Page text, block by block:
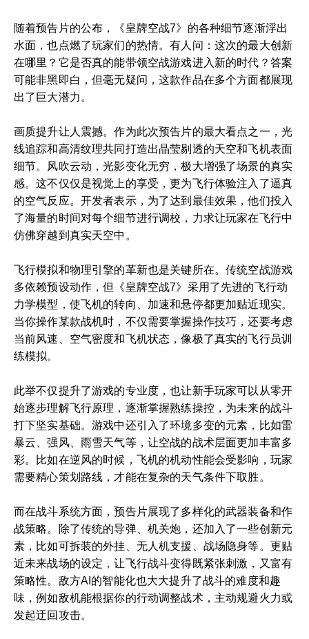
随着预告片的公布，《皇牌空战7》的各种细节逐渐浮出
水面，也点燃了玩家们的热情。有人问：这次的最大创新
在哪里？它是否真的能带领空战游戏进入新的时代？答案
可能非黑即白，但毫无疑问，这款作品在多个方面都展现
出了巨大潜力。
画质提升让人震撼。作为此次预告片的最大看点之一，光
线追踪和高清纹理共同打造出晶莹剔透的天空和飞机表面
细节。风吹云动，光影变化无穷，极大增强了场景的真实
感。这不仅仅是视觉上的享受，更为飞行体验注入了逼真
的空气反应。开发者表示，为了达到最佳效果，他们投入
了海量的时间对每个细节进行调校，力求让玩家在飞行中
仿佛穿越到真实天空中。
飞行模拟和物理引擎的革新也是关键所在。传统空战游戏
多依赖预设动作，但《皇牌空战7》采用了先进的飞行动
力学模型，使飞机的转向、加速和悬停都更加贴近现实。
当你操作某款战机时，不仅需要掌握操作技巧，还要考虑
当前风速、空气密度和飞机状态，像极了真实的飞行员训
练模拟。
此举不仅提升了游戏的专业度，也让新手玩家可以从零开
始逐步理解飞行原理，逐渐掌握熟练操控，为未来的战斗
打下坚实基础。游戏中还引入了环境多变的元素，比如雷
暴云、强风、雨雪天气等，让空战的战术层面更加丰富多
彩。比如在逆风的时候，飞机的机动性能会受影响，玩家
需要精心策划路线，才能在复杂的天气条件下取胜。
而在战斗系统方面，预告片展现了多样化的武器装备和作
战策略。除了传统的导弹、机关炮，还加入了一些创新元
素，比如可拆装的外挂、无人机支援、战场隐身等。更贴
近未来战场的设定，让飞行战斗变得既紧张刺激，又富有
策略性。敌方AI的智能化也大大提升了战斗的难度和趣
味，例如敌机能根据你的行动调整战术，主动规避火力或
发起迂回攻击。